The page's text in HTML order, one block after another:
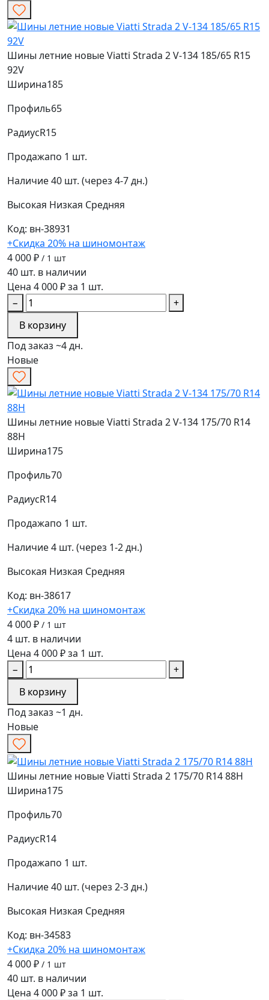
Шины летние новые Viatti Strada 2 V-134 185/65 R15
92V
Ширина185
Профиль65
РадиусR15
Продажапо 1 шт.
Наличие40 шт. (через 4-7 дн.)
Высокая Низкая Средняя
Код: вн-38931
+Скидка 20% на шиномонтаж
4 000 ₽ / 1 шт
40 шт. в наличии
Цена 4 000 ₽ за 1 шт.
−
+
В корзину
Под заказ ~4 дн.
Новые
Шины летние новые Viatti Strada 2 V-134 175/70 R14
88H
Ширина175
Профиль70
РадиусR14
Продажапо 1 шт.
Наличие4 шт. (через 1-2 дн.)
Высокая Низкая Средняя
Код: вн-38617
+Скидка 20% на шиномонтаж
4 000 ₽ / 1 шт
4 шт. в наличии
Цена 4 000 ₽ за 1 шт.
−
+
В корзину
Под заказ ~1 дн.
Новые
Шины летние новые Viatti Strada 2 175/70 R14 88H
Ширина175
Профиль70
РадиусR14
Продажапо 1 шт.
Наличие40 шт. (через 2-3 дн.)
Высокая Низкая Средняя
Код: вн-34583
+Скидка 20% на шиномонтаж
4 000 ₽ / 1 шт
40 шт. в наличии
Цена 4 000 ₽ за 1 шт.